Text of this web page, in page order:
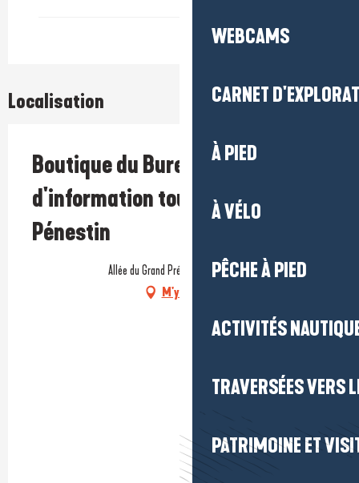
WEBCAMS
CARNET
À PIED
À VÉLO
PÊCHE À PIED
ACTIVITÉS
TRAVERSÉES VERS
PATRIMOINE ET
Localisation
Boutique du Bureau
d'information touristique de
Pénestin
Allée du Grand Pré, 56760 Pénestin
M'y rendre